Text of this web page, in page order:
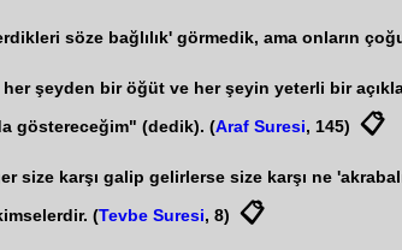
söze bağlılık' görmedik, ama onların
şeyden bir öğüt ve her şeyin yeterli bir
göstereceğim" (dedik). (Araf Suresi, 145) 📋
size karşı galip gelirlerse size karşı ne
(Tevbe Suresi, 8) 📋